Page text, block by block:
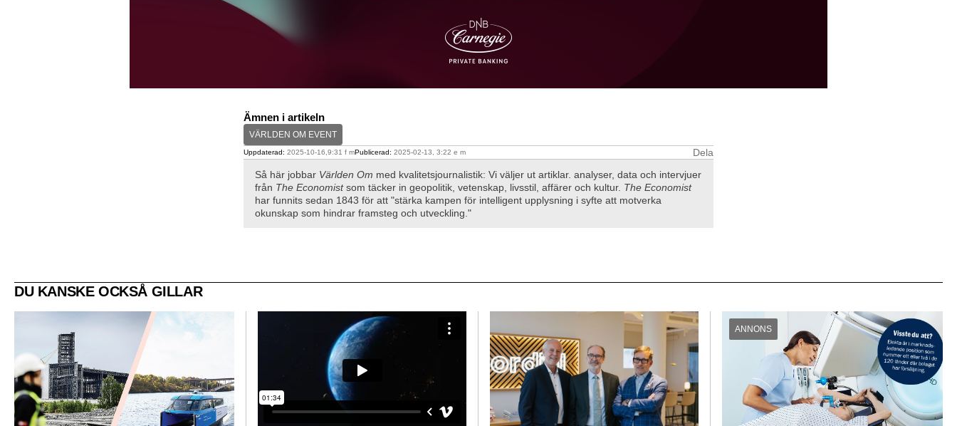
Ämnen i artikeln
VÄRLDEN OM EVENT
Uppdaterad: 2025-10-16,9:31 f mPublicerad: 2025-02-13, 3:22 e m
Dela
Så här jobbar Världen Om med kvalitetsjournalistik: Vi väljer ut artiklar. analyser, data och intervjuer
från The Economistsom täcker in geopolitik, vetenskap, livsstil, affärer och kultur. The Economist
har funnits sedan 1843 för att "stärka kampen för intelligent upplysning i syfte att motverka
okunskap som hindrar framsteg och utveckling."
DU KANSKE OCKSÅ GILLAR
ANNONS